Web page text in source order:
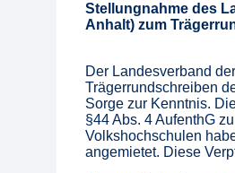
Stellungnahme des
Anhalt) zum
Der Landesverband
Trägerrundschreiben
Sorge zur Kenntnis.
§44 Abs. 4 AufenthG
Volkshochschulen
angemietet. Diese